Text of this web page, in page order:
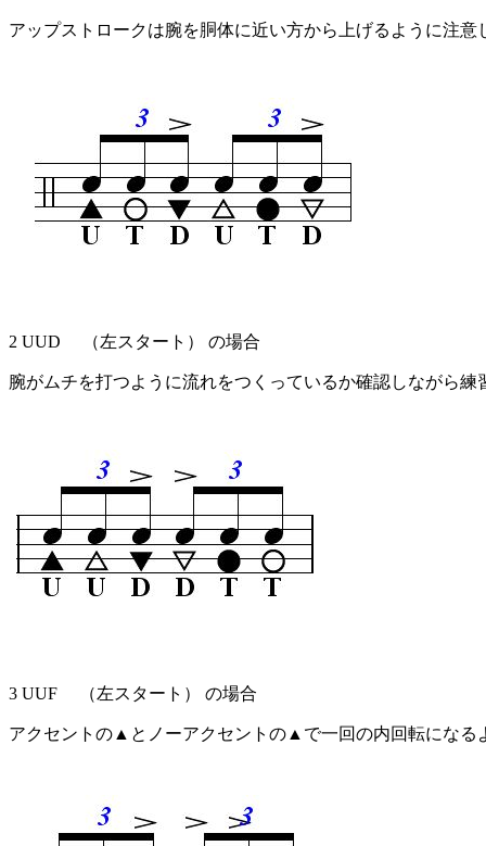
アップストロークは腕を胴体に近い方から上げるように注意
2 UUD （左スタート） の場合
腕がムチを打つように流れをつくっているか確認しながら練
3 UUF （左スタート） の場合
アクセントの▲とノーアクセントの▲で一回の内回転になる